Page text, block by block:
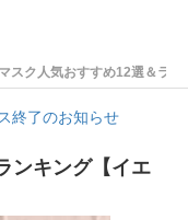
スク人気おすすめ12選＆ラ
終了のお知らせ
ンキング【イエ